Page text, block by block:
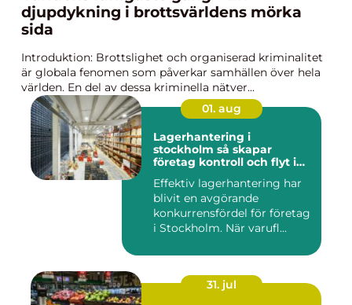
djupdykning i brottsvärldens mörka
sida
Introduktion: Brottslighet och organiserad kriminalitet
är globala fenomen som påverkar samhällen över hela
världen. En del av dessa kriminella nätver...
01. aug
Lagerhantering i
stockholm så skapar
företag kontroll och flyt i
Effektiv lagerhantering har
blivit en avgörande
konkurrensfördel för företag
i Stockholm. När varufl...
31. jul